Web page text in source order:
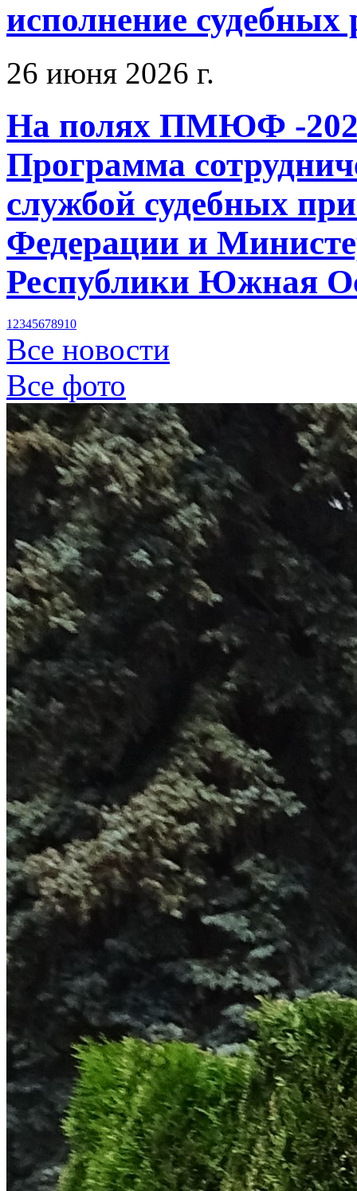
исполнение
26 июня 2026 г.
На полях ПМЮФ -
Программа
службой судебных
Федерации и
Республики Южная
1 2345678910
Все новости
Все фото